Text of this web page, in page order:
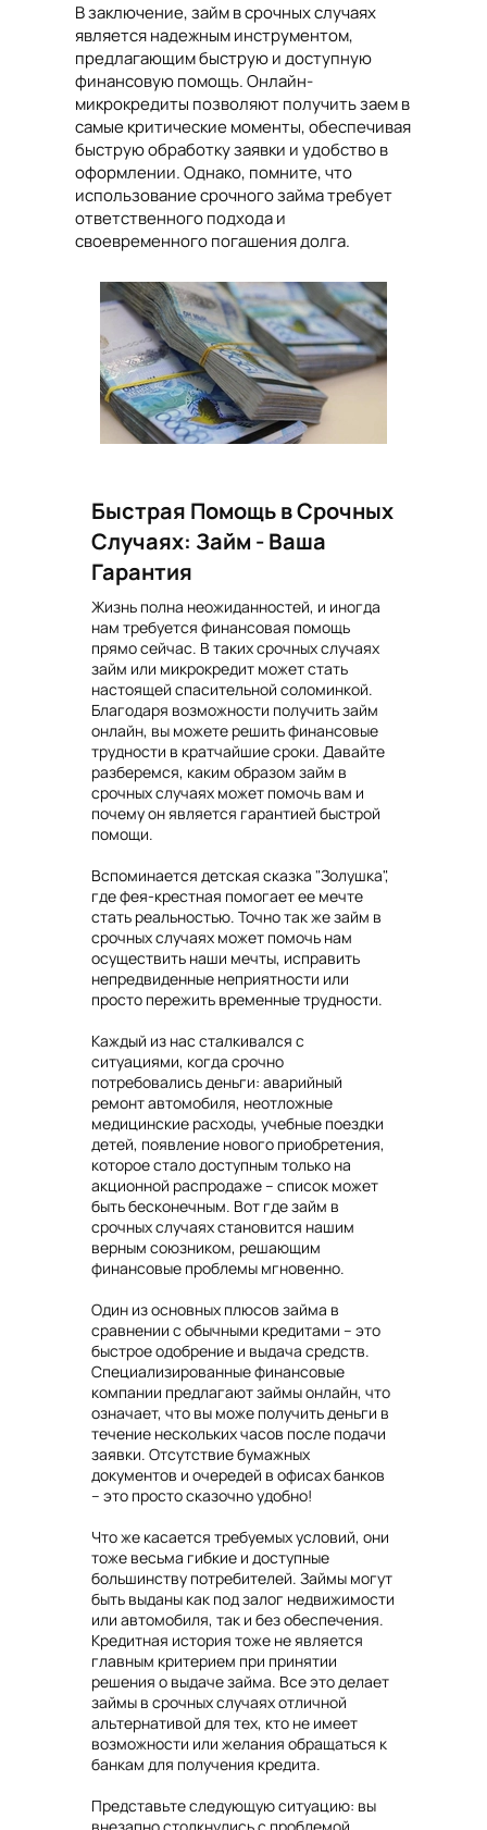
В заключение, займ в срочных случаях
является надежным инструментом,
предлагающим быструю и доступную
финансовую помощь. Онлайн-
микрокредиты позволяют получить заем в
самые критические моменты, обеспечивая
быструю обработку заявки и удобство в
оформлении. Однако, помните, что
использование срочного займа требует
ответственного подхода и
своевременного погашения долга.
Быстрая Помощь в Срочных
Случаях: Займ - Ваша
Гарантия
Жизнь полна неожиданностей, и иногда
нам требуется финансовая помощь
прямо сейчас. В таких срочных случаях
займ или микрокредит может стать
настоящей спасительной соломинкой.
Благодаря возможности получить займ
онлайн, вы можете решить финансовые
трудности в кратчайшие сроки. Давайте
разберемся, каким образом займ в
срочных случаях может помочь вам и
почему он является гарантией быстрой
помощи.
Вспоминается детская сказка "Золушка",
где фея-крестная помогает ее мечте
стать реальностью. Точно так же займ в
срочных случаях может помочь нам
осуществить наши мечты, исправить
непредвиденные неприятности или
просто пережить временные трудности.
Каждый из нас сталкивался с
ситуациями, когда срочно
потребовались деньги: аварийный
ремонт автомобиля, неотложные
медицинские расходы, учебные поездки
детей, появление нового приобретения,
которое стало доступным только на
акционной распродаже – список может
быть бесконечным. Вот где займ в
срочных случаях становится нашим
верным союзником, решающим
финансовые проблемы мгновенно.
Один из основных плюсов займа в
сравнении с обычными кредитами – это
быстрое одобрение и выдача средств.
Специализированные финансовые
компании предлагают займы онлайн, что
означает, что вы може получить деньги в
течение нескольких часов после подачи
заявки. Отсутствие бумажных
документов и очередей в офисах банков
– это просто сказочно удобно!
Что же касается требуемых условий, они
тоже весьма гибкие и доступные
большинству потребителей. Займы могут
быть выданы как под залог недвижимости
или автомобиля, так и без обеспечения.
Кредитная история тоже не является
главным критерием при принятии
решения о выдаче займа. Все это делает
займы в срочных случаях отличной
альтернативой для тех, кто не имеет
возможности или желания обращаться к
банкам для получения кредита.
Представьте следующую ситуацию: вы